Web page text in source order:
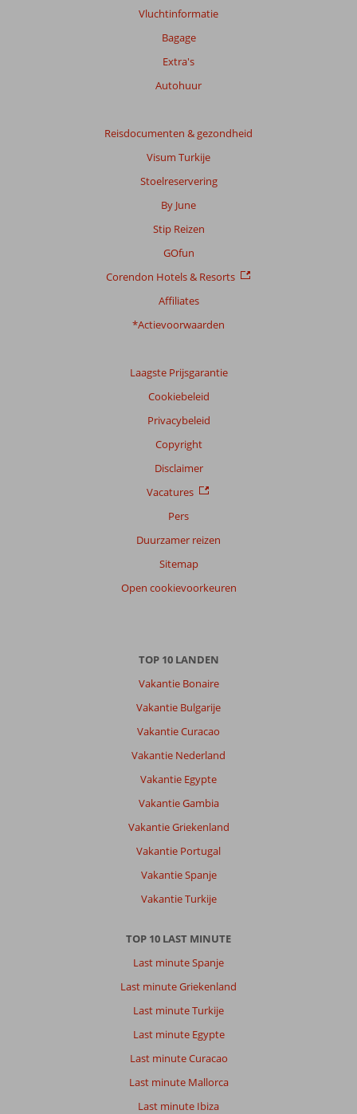
Vluchtinformatie
Bagage
Extra's
Autohuur
Reisdocumenten & gezondheid
Visum Turkije
Stoelreservering
By June
Stip Reizen
GOfun
Corendon Hotels & Resorts
Affiliates
*Actievoorwaarden
Laagste Prijsgarantie
Cookiebeleid
Privacybeleid
Copyright
Disclaimer
Vacatures
Pers
Duurzamer reizen
Sitemap
Open cookievoorkeuren
TOP 10 LANDEN
Vakantie Bonaire
Vakantie Bulgarije
Vakantie Curacao
Vakantie Nederland
Vakantie Egypte
Vakantie Gambia
Vakantie Griekenland
Vakantie Portugal
Vakantie Spanje
Vakantie Turkije
TOP 10 LAST MINUTE
Last minute Spanje
Last minute Griekenland
Last minute Turkije
Last minute Egypte
Last minute Curacao
Last minute Mallorca
Last minute Ibiza